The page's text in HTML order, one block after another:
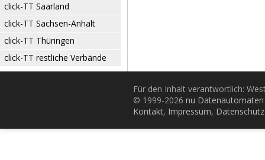
click-TT Saarland
click-TT Sachsen-Anhalt
click-TT Thüringen
click-TT restliche Verbände
Für den Inhalt verantwortlich:
© 1999-2026 nu
Kontakt, Impressum, Datenschutz